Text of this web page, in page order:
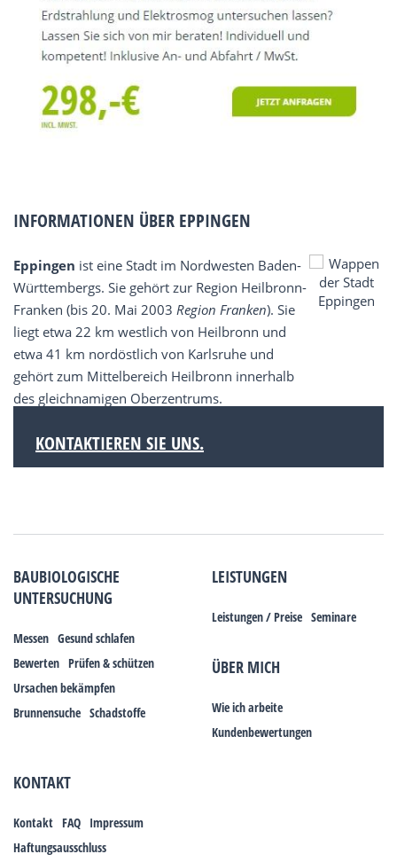
INFORMATIONEN ÜBER EPPINGEN
Eppingen ist eine Stadt im Nordwesten Baden-
Württembergs. Sie gehört zur Region Heilbronn-
Franken (bis 20. Mai 2003 Region Franken). Sie
liegt etwa 22 km westlich von Heilbronn und
etwa 41 km nordöstlich von Karlsruhe und
gehört zum Mittelbereich Heilbronn innerhalb
des gleichnamigen Oberzentrums.
KONTAKTIEREN SIE UNS.
BAUBIOLOGISCHE
UNTERSUCHUNG
Messen Gesund schlafen
Bewerten Prüfen & schützen
Ursachen bekämpfen
Brunnensuche Schadstoffe
LEISTUNGEN
Leistungen / Preise Seminare
ÜBER MICH
Wie ich arbeite
Kundenbewertungen
KONTAKT
Kontakt FAQ Impressum
Haftungsausschluss